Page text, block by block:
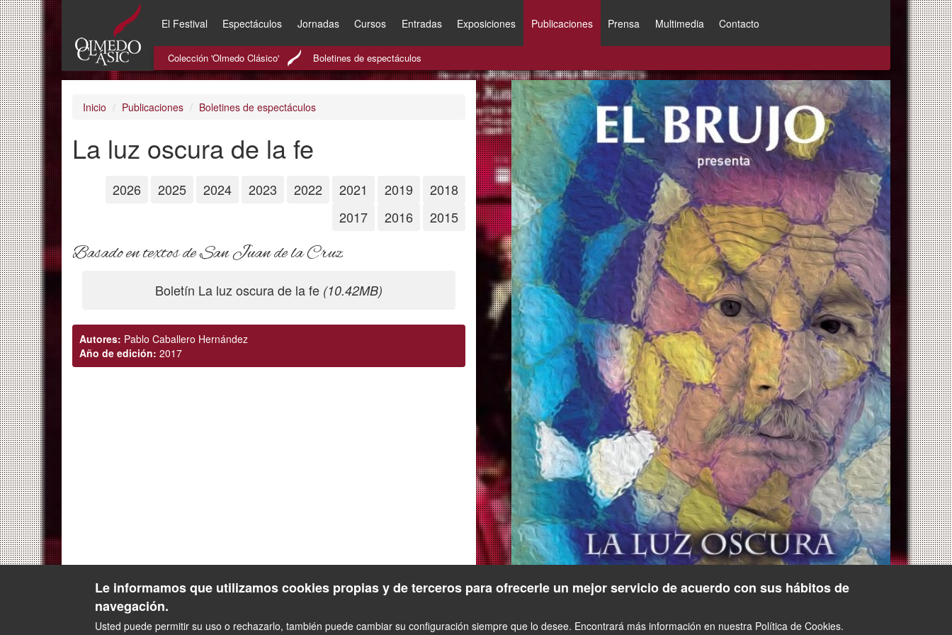
Pasar
al
contenido
principal
El Festival Espectáculos Jornadas Cursos Entradas Exposiciones Publicaciones
Colección 'Olmedo Clásico' Boletines de espectáculos
Prensa Multimedia Contacto
Inicio Publicaciones Boletines de espectáculos
La luz oscura de la fe
2026 2025 2024 2023 2022 2021 2019
2018
2017
2016 2015
Basado en textos de San Juan de la Cruz
Boletín La luz oscura de la fe (10.42MB)
Autores: Pablo Caballero Hernández
Año de edición: 2017
Le informamos que utilizamos cookies propias y de terceros para ofrecerle un mejor servicio de acuerdo con sus hábitos de
navegación.
Usted puede permitir su uso o rechazarlo, también puede cambiar su configuración siempre que lo desee. Encontrará más información en nuestra Política de Cookies.